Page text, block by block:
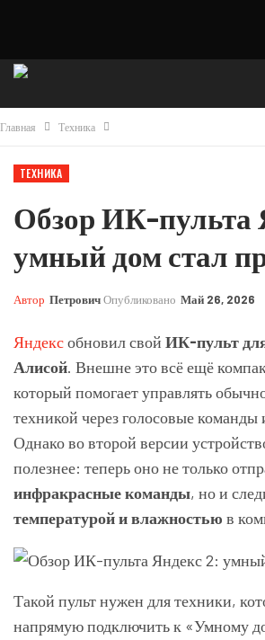
Главная Техника
ТЕХНИКА
Обзор ИК-пульта
умный дом стал
Автор ПетровичОпубликовано Май 26, 2026
Яндексобновил свой ИК-пульт
Алисой. Внешне это всё ещё
который помогает управлять
техникой через голосовые
Однако во второй версии
полезнее: теперь оно не только
инфракрасные команды, но и
температурой и влажностью в
Такой пульт нужен для техники,
напрямую подключить к «Умному